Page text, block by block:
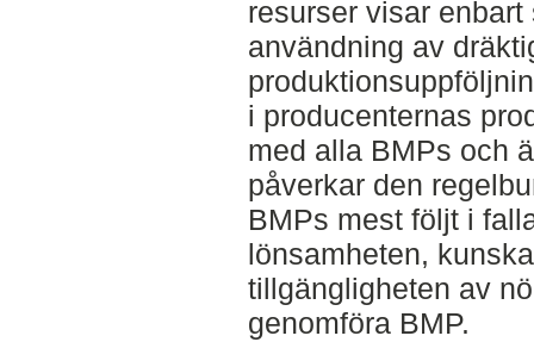
resurser visar
användning av
i producenternas
med alla BMPs och
påverkar den
BMPs mest följt i
lönsamheten,
tillgängligheten av
genomföra BMP.